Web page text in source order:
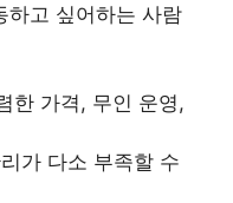
하고 싶어하는 사람
한 가격, 무인 운영,
가 다소 부족할 수